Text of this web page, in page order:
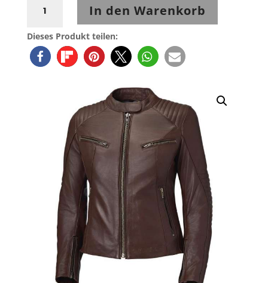
Dieses Produkt teilen:
Robin
Damenlederjacke
braun
Menge
In den Warenkorb